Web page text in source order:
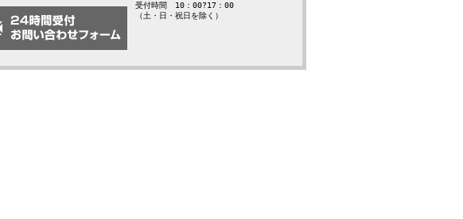
受付時間 10：00?17：00
（土・日・祝日を除く）